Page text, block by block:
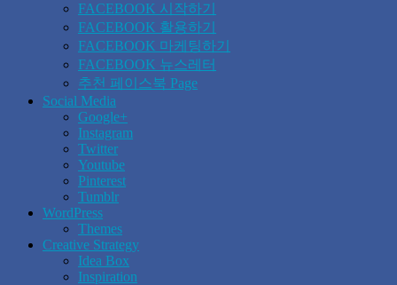
FACEBOOK 시작하기
FACEBOOK 활용하기
FACEBOOK 마케팅하기
FACEBOOK 뉴스레터
추천 페이스북 Page
Social Media
Google+
Instagram
Twitter
Youtube
Pinterest
Tumblr
WordPress
Themes
Creative Strategy
Idea Box
Inspiration